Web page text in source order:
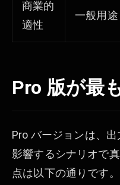
商業的
適性
一般用途
Pro 版が最
Pro バージョンは、
影響するシナリオで
点は以下の通りです。